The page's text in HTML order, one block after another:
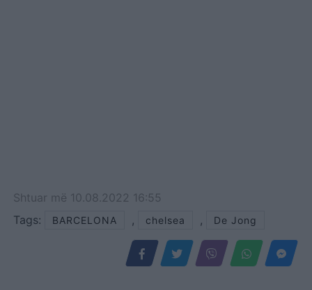
Shtuar më 10.08.2022 16:55
Tags:
BARCELONA , chelsea , De Jong